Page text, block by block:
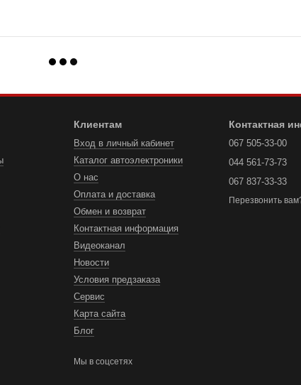
Клиентам
Вход в личный кабинет
Каталог автоэлектроники
О нас
Оплата и доставка
Обмен и возврат
Контактная информация
Видеоканал
Новости
Условия предзаказа
Сервис
Карта сайта
Блог
Мы в соцсетях
Контактная
067 505-33-00
044 561-73-73
067 837-33-33
Перезвонить